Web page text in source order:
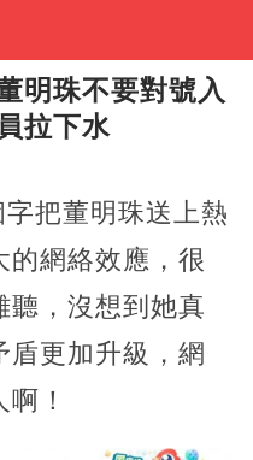
明珠不要對號入
拉下水
把董明珠送上熱
的網絡效應，很
聽，沒想到她真
盾更加升級，網
！